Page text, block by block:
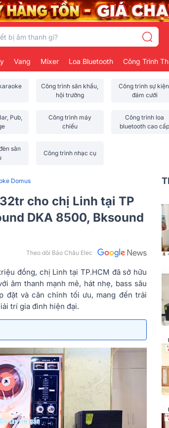
Vang Mixer Loa Bluetooth Công Trình
Công trình sân khấu,
hội trường
Công trình sự
đám cưới
Pub,
Công trình máy
chiếu
Công trình loa
bluetooth cao cấp
sân
Công trình nhạc cụ
Domus
cho chị Linh tại TP
DKA 8500, Bksound
Theo dõi Bảo Châu Elec
đồng, chị Linh tại TP.HCM đã sở hữu
âm thanh mạnh mẽ, hát nhẹ, bass sâu
đặt và căn chỉnh tối ưu, mang đến trải
trí gia đình hiện đại.